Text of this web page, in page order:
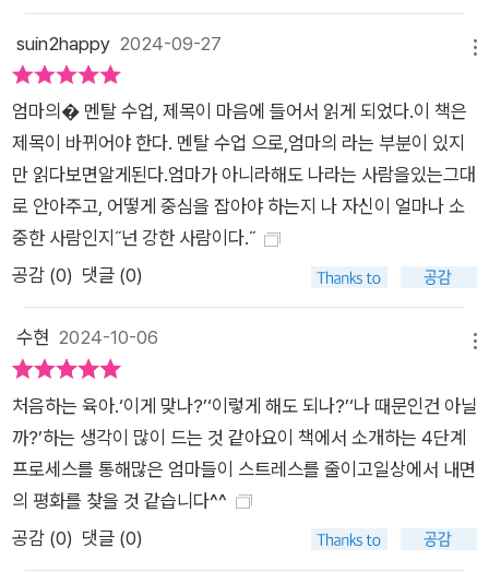
않은 것을 나눠줄 수는 없다. 이것이 지금 바로 엄마의 감정을 들
여다보기 시작해야 하는 이유다. 엄마들이여, 명심하라. 엄마가
느끼는 모든 감정은 타당하다. 다만, 우리는 어제보다 더 긍정적
이고 더 나은 삶을 누릴 자격이 충분하다. 엄마로 사는 인생은 참
힘들지만, 우리가 스스로에게 지우고 있는 부담과 마음의 짐은 당
장 내려놓을 수 있다. 이 책을 통해 그 여정을 시작해보자. 당신은
지금도 잘하고 있고, 앞으로도 잘해낼 수 있다!
suin2happy 2024-09-27
엄마의� 멘탈 수업, 제목이 마음에 들어서 읽게 되었다.이 책은
제목이 바뀌어야 한다. 멘탈 수업 으로,엄마의 라는 부분이 있지
만 읽다보면알게된다.엄마가 아니라해도 나라는 사람을있는그대
로 안아주고, 어떻게 중심을 잡아야 하는지 나 자신이 얼마나 소
중한 사람인지˝넌 강한 사람이다.˝
공감 (0) 댓글 (0)
수현 2024-10-06
처음하는 육아.‘이게 맞나?’‘이렇게 해도 되나?’‘나 때문인건 아닐
까?’하는 생각이 많이 드는 것 같아요이 책에서 소개하는 4단계
프로세스를 통해많은 엄마들이 스트레스를 줄이고일상에서 내면
의 평화를 찾을 것 같습니다^^
공감 (0) 댓글 (0)